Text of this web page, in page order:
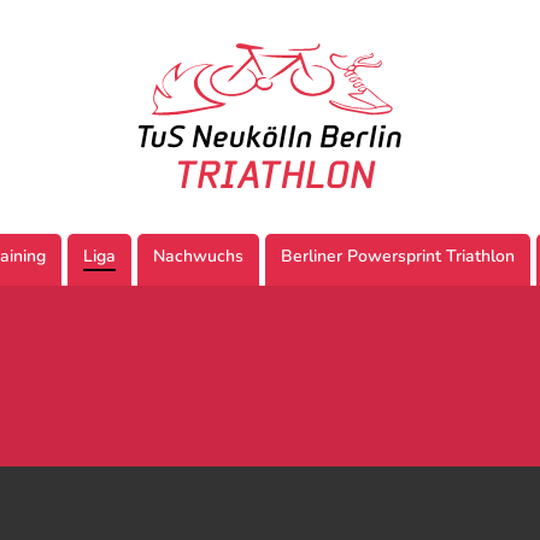
Liga Nachwuchs Berliner Powersprint Triathlon